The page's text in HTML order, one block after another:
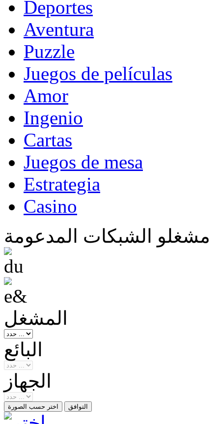
Deportes
Aventura
Puzzle
Juegos de películas
Amor
Ingenio
Cartas
Juegos de mesa
Estrategia
Casino
مشغلو الشبكات المدعومة
المشغل
البائع
الجهاز